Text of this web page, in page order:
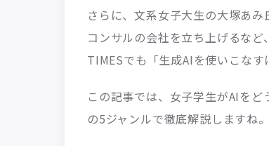
さらに、文系女子大生の大塚あ
コンサルの会社を立ち上げるなど、
TIMESでも「生成AIを使いこなす
この記事では、女子学生がAIをど
の5ジャンルで徹底解説しますね。